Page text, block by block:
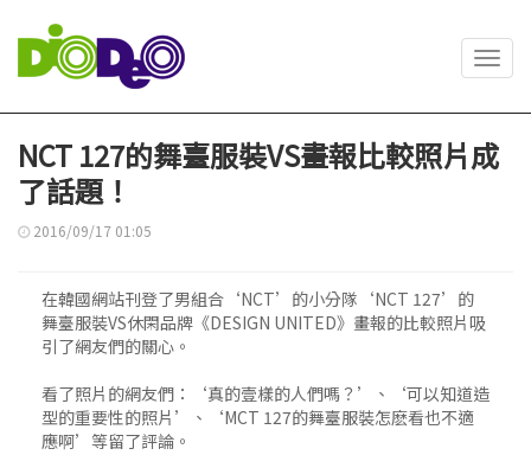
NCT 127的舞臺服裝VS畫報比較照片成
了話題！
2016/09/17 01:05
在韓國網站刊登了男組合‘NCT’的小分隊‘NCT 127’的
舞臺服裝VS休閑品牌《DESIGN UNITED》畫報的比較照片吸
引了網友們的關心。
看了照片的網友們：‘真的壹樣的人們嗎？’、‘可以知道造
型的重要性的照片’、‘MCT 127的舞臺服裝怎麽看也不適
應啊’等留了評論。